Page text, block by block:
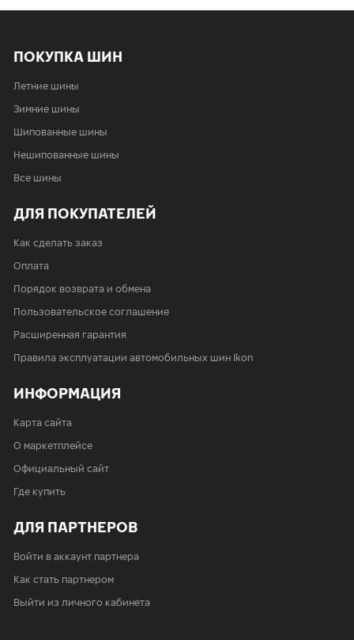
ПОКУПКА ШИН
Летние шины
Зимние шины
Шипованные шины
Нешипованные шины
Все шины
ДЛЯ ПОКУПАТЕЛЕЙ
Как сделать заказ
Оплата
Порядок возврата и обмена
Пользовательское соглашение
Расширенная гарантия
Правила эксплуатации автомобильных шин Ikon
ИНФОРМАЦИЯ
Карта сайта
О маркетплейсе
Официальный сайт
Где купить
ДЛЯ ПАРТНЕРОВ
Войти в аккаунт партнера
Как стать партнером
Выйти из личного кабинета